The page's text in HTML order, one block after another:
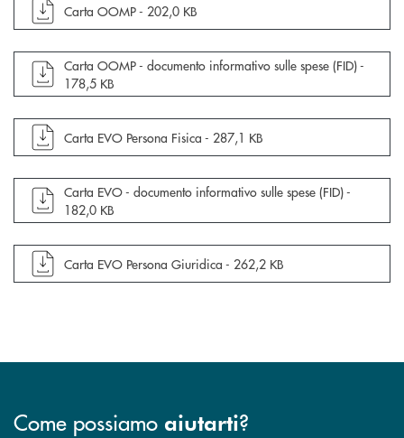
apre documento in una nuova finestra
Carta OOMP - 202,0 KB
apre documento in una nuova finestra
Carta OOMP - documento informativo sulle spese (FID) -
178,5 KB
apre documento in una nuova finestra
Carta EVO Persona Fisica - 287,1 KB
apre documento in una nuova finestra
Carta EVO - documento informativo sulle spese (FID) -
182,0 KB
apre documento in una nuova finestra
Carta EVO Persona Giuridica - 262,2 KB
Come possiamo aiutarti?